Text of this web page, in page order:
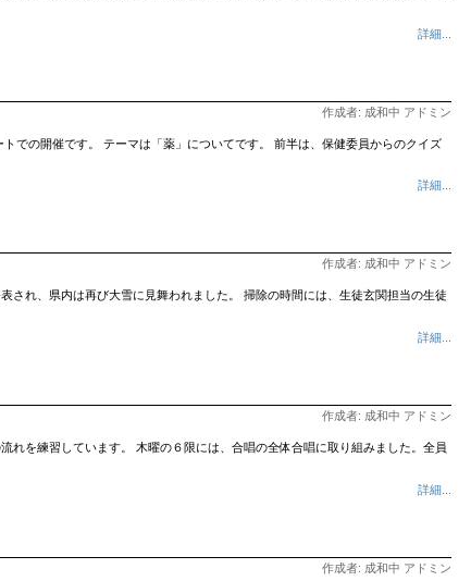
詳細...
作成者: 成和中 アドミン
での開催です。 テーマは「薬」についてです。 前半は、保健委員からのクイズ
詳細...
作成者: 成和中 アドミン
され、県内は再び大雪に見舞われました。 掃除の時間には、生徒玄関担当の生徒
詳細...
作成者: 成和中 アドミン
れを練習しています。 木曜の６限には、合唱の全体合唱に取り組みました。全員
詳細...
作成者: 成和中 アドミン